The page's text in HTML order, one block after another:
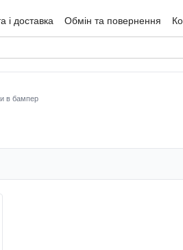
і доставка Обмін та повернення
про магазин
в бампер